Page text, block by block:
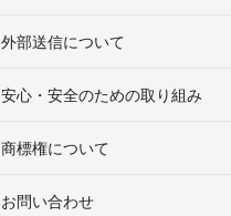
外部送信について
安心・安全のための取り組み
商標権について
お問い合わせ